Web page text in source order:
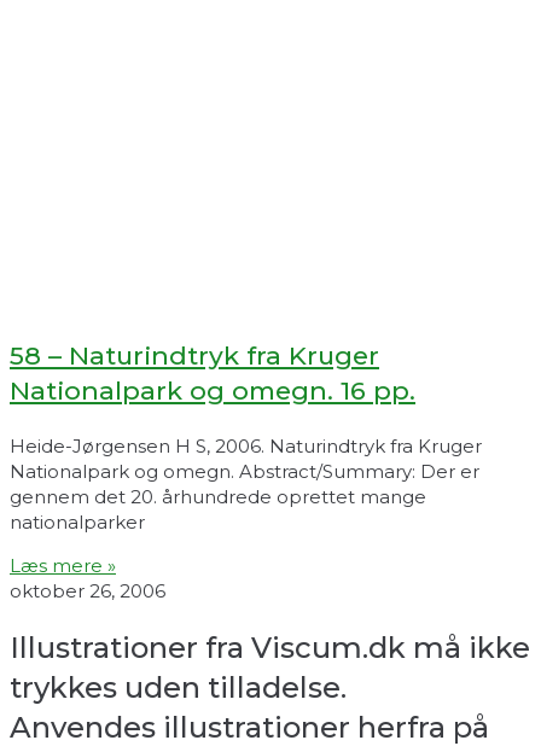
58 – Naturindtryk fra Kruger
Nationalpark og omegn. 16 pp.
Heide-Jørgensen H S, 2006. Naturindtryk fra Kruger
Nationalpark og omegn. Abstract/Summary: Der er
gennem det 20. århundrede oprettet mange
nationalparker
Læs mere »
oktober 26, 2006
Illustrationer fra Viscum.dk må ikke
trykkes uden tilladelse.
Anvendes illustrationer herfra på